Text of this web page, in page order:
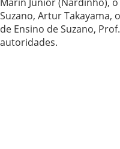
Suzano, Artur
de Ensino de Suzano,
autoridades.